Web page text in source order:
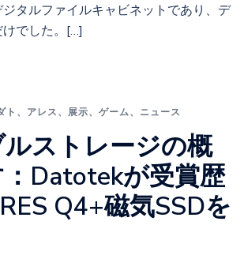
タルファイルキャビネットであり、デ
でした。[…]
ト 、 アレス、 展示、 ゲーム、 ニュース
ストレージの概
Datotekが受賞歴
Q4+磁気SSDを